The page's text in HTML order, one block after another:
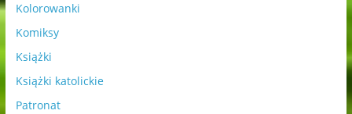
Kolorowanki
Komiksy
Książki
Książki katolickie
Patronat